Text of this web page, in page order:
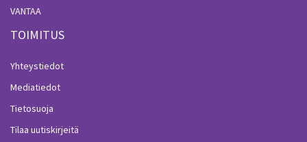
VANTAA
TOIMITUS
Yhteystiedot
Mediatiedot
Tietosuoja
Tilaa uutiskirjeitä